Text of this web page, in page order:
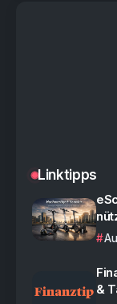
Linktipps
&